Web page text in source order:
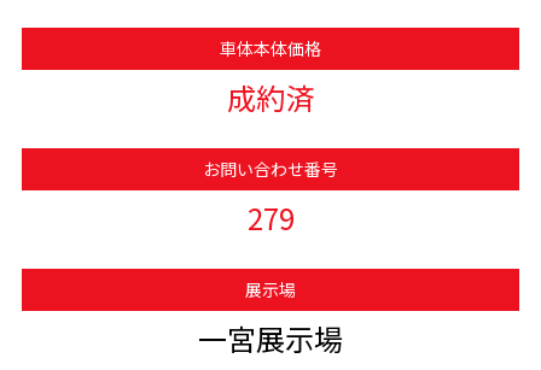
車体本体価格
成約済
お問い合わせ番号
279
展示場
一宮展示場